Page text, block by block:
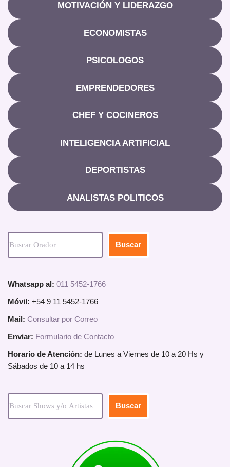
MOTIVACIÓN Y LIDERAZGO
ECONOMISTAS
PSICOLOGOS
EMPRENDEDORES
CHEF Y COCINEROS
INTELIGENCIA ARTIFICIAL
DEPORTISTAS
ANALISTAS POLITICOS
Buscar
Whatsapp al: 011 5452-1766
Móvil: +54 9 11 5452-1766
Mail: Consultar por Correo
Enviar: Formulario de Contacto
Horario de Atención: de Lunes a Viernes de 10 a 20 Hs y
Sábados de 10 a 14 hs
Buscar